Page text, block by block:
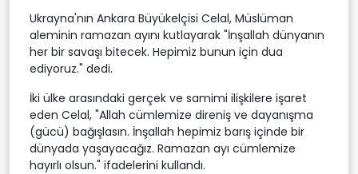
Ukrayna'nın Ankara Büyükelçisi Celal, Müslüman
aleminin ramazan ayını kutlayarak "İnşallah dünyanın
her bir savaşı bitecek. Hepimiz bunun için dua
ediyoruz." dedi.
İki ülke arasındaki gerçek ve samimi ilişkilere işaret
eden Celal, "Allah cümlemize direniş ve dayanışma
(gücü) bağışlasın. İnşallah hepimiz barış içinde bir
dünyada yaşayacağız. Ramazan ayı cümlemize
hayırlı olsun." ifadelerini kullandı.